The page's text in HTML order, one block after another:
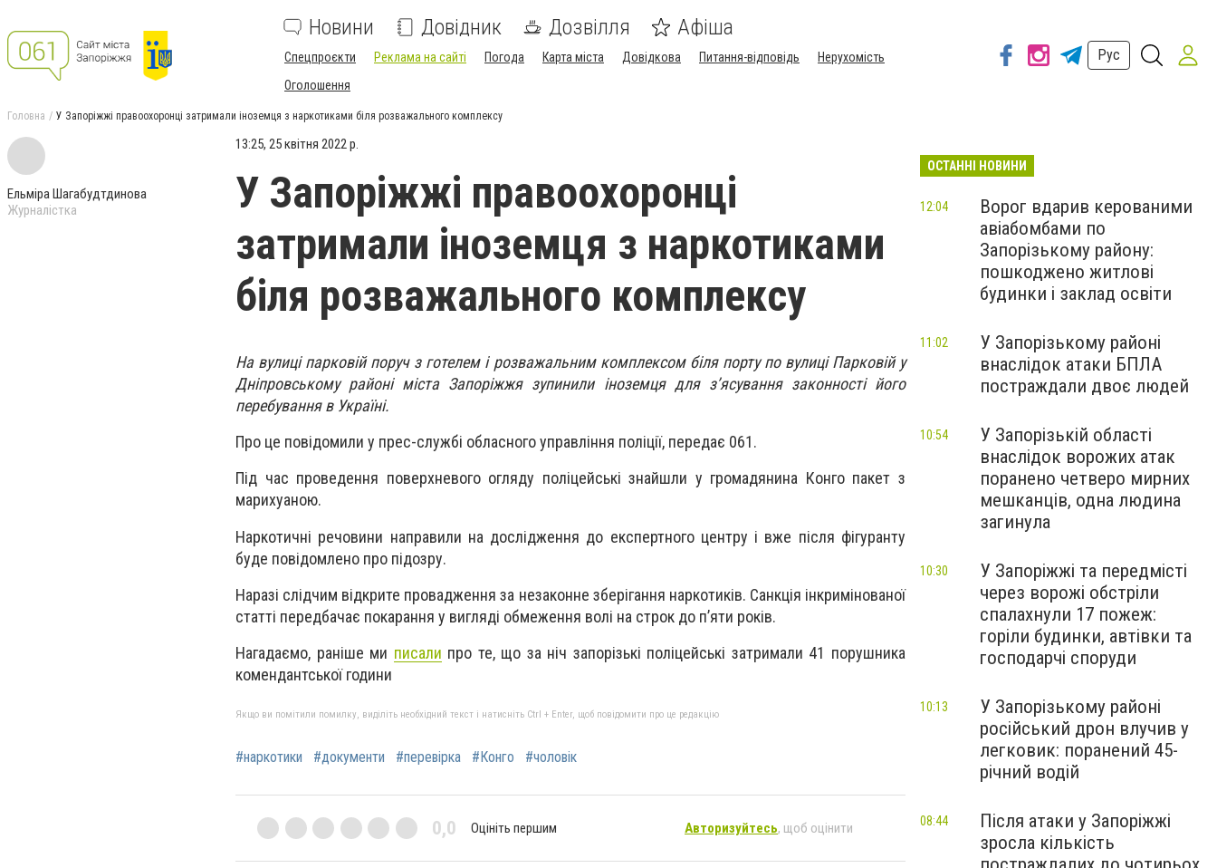
Новини Довідник Дозвілля Афіша
Спецпроєкти Реклама на сайті Погода Карта міста Довідкова Питання-відповідь
Нерухомість
Оголошення
Рус
Головна У Запоріжжі правоохоронці затримали іноземця з наркотиками біля розважального комплексу
Ельміра Шагабудтдинова
Журналістка
13:25, 25 квітня 2022 р.
У Запоріжжі правоохоронці
затримали іноземця з наркотиками
біля розважального комплексу
На вулиці парковій поруч з готелем і розважальним комплексом біля порту по вулиці Парковій у
Дніпровському районі міста Запоріжжя зупинили іноземця для з’ясування законності його
перебування в Україні.
Про це повідомили у прес-службі обласного управління поліції, передає 061.
Під час проведення поверхневого огляду поліцейські знайшли у громадянина Конго пакет з
марихуаною.
Наркотичні речовини направили на дослідження до експертного центру і вже після фігуранту
буде повідомлено про підозру.
Наразі слідчим відкрите провадження за незаконне зберігання наркотиків. Санкція інкримінованої
статті передбачає покарання у вигляді обмеження волі на строк до п’яти років.
Нагадаємо, раніше ми писали про те, що за ніч запорізькі поліцейські затримали 41 порушника
комендантської години
Якщо ви помітили помилку, виділіть необхідний текст і натисніть Ctrl + Enter, щоб повідомити про це редакцію
#наркотики #документи #перевірка #Конго #чоловік
0,0 Оцініть першим Авторизуйтесь, щоб оцінити
ОСТАННІ НОВИНИ
Ворог вдарив керованими
авіабомбами по
Запорізькому району:
пошкоджено житлові
будинки і заклад освіти
12:04
У Запорізькому районі
внаслідок атаки БПЛА
постраждали двоє людей
11:02
У Запорізькій області
внаслідок ворожих атак
поранено четверо мирних
мешканців, одна людина
загинула
10:54
У Запоріжжі та передмісті
через ворожі обстріли
спалахнули 17 пожеж:
горіли будинки, автівки та
господарчі споруди
10:30
У Запорізькому районі
російський дрон влучив у
легковик: поранений 45-
річний водій
10:13
Після атаки у Запоріжжі
зросла кількість
08:44